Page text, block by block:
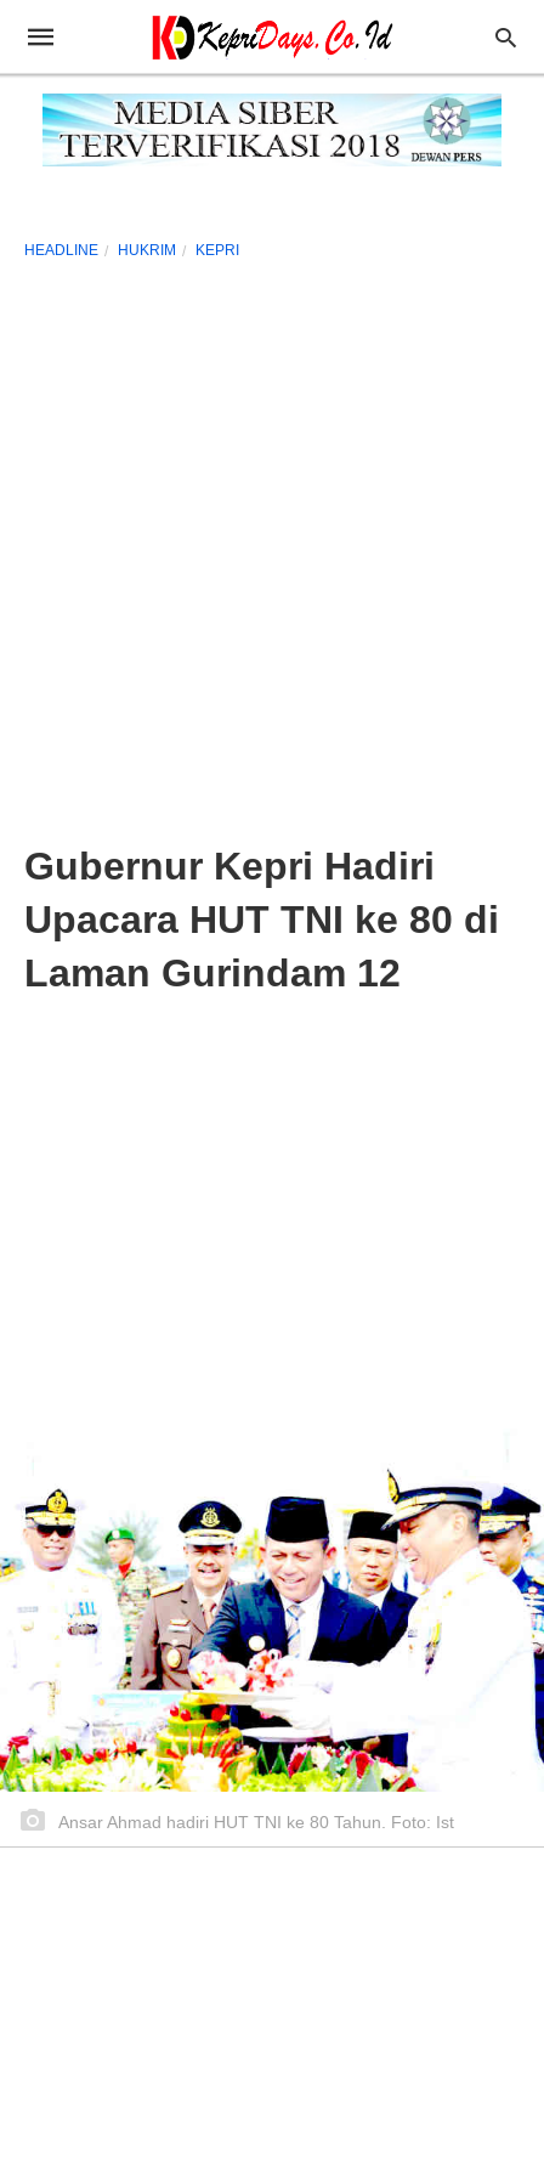
HEADLINE HUKRIM KEPRI
Gubernur Kepri Hadiri
Upacara HUT TNI ke 80 di
Laman Gurindam 12
Ansar Ahmad hadiri HUT TNI ke 80 Tahun. Foto: Ist